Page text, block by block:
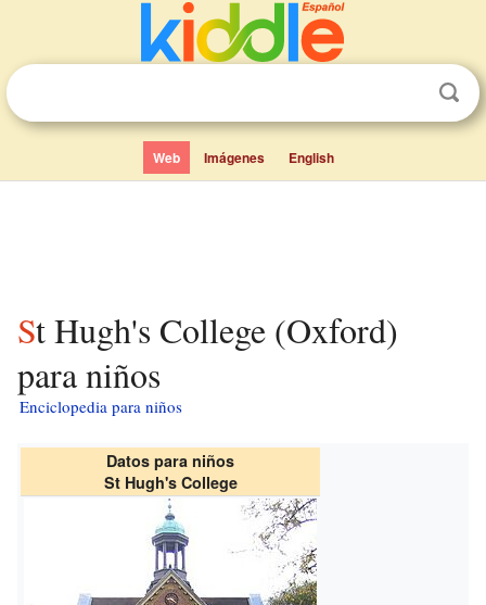
Web Imágenes English
St Hugh's College (Oxford)
para niños
Enciclopedia para niños
Datos para niños
St Hugh's College